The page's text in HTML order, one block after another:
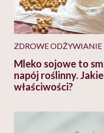
ZDROWE ODŻYWIANIE
Mleko sojowe to
napój roślinny.
właściwości?